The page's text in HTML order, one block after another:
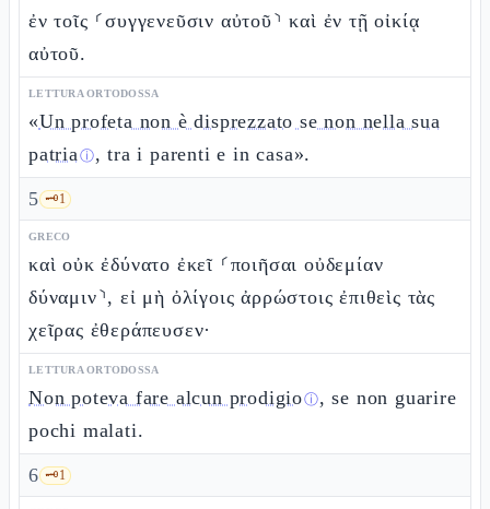
ἐν τοῖς ⸂συγγενεῦσιν αὐτοῦ⸃ καὶ ἐν τῇ οἰκίᾳ
αὐτοῦ.
LETTURA ORTODOSSA
«Un profeta non è disprezzato se non nella sua
patriaⓘ, tra i parenti e in casa».
5 🗝️1
GRECO
καὶ οὐκ ἐδύνατο ἐκεῖ ⸂ποιῆσαι οὐδεμίαν
δύναμιν⸃, εἰ μὴ ὀλίγοις ἀρρώστοις ἐπιθεὶς τὰς
χεῖρας ἐθεράπευσεν·
LETTURA ORTODOSSA
Non poteva fare alcun prodigioⓘ, se non guarire
pochi malati.
6 🗝️1